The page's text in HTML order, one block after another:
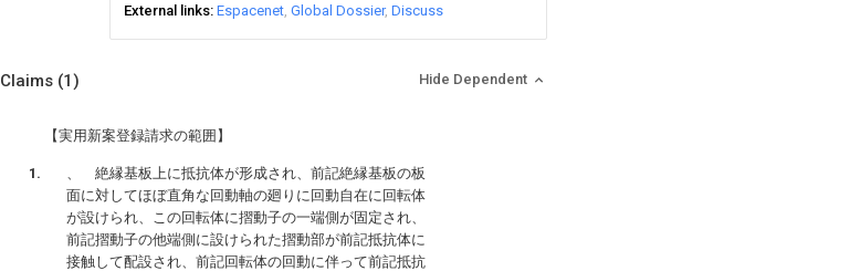
External links Espacenet Global Dossier Discuss
Claims (1) Hide Dependent
【実用新案登録請求の範囲】
、 絶縁基板上に抵抗体が形成され、前記絶縁基板の板
面に対してほぼ直角な回動軸の廻りに回動自在に回転体
が設けられ、この回転体に摺動子の一端側が固定され、
前記摺動子の他端側に設けられた摺動部が前記抵抗体に
接触して配設され、前記回転体の回動に伴って前記抵抗